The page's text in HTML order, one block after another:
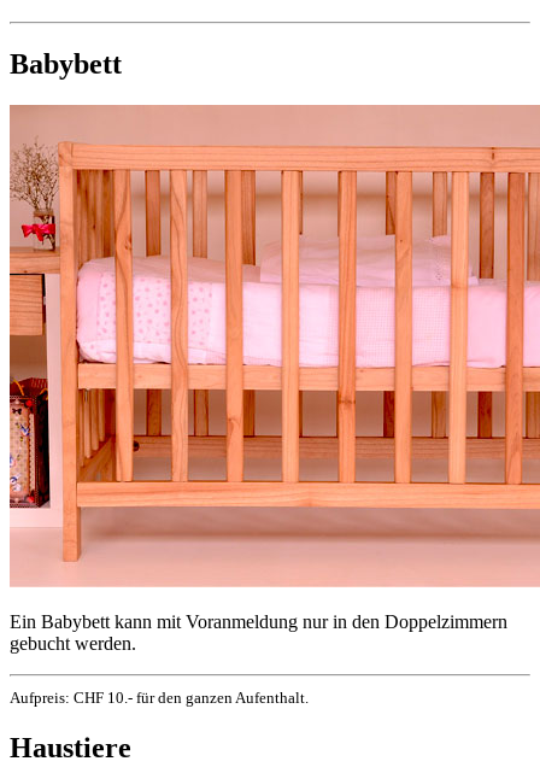
Babybett
Ein Babybett kann mit Voranmeldung nur in den Doppelzimmern
gebucht werden.
Aufpreis: CHF 10.- für den ganzen Aufenthalt.
Haustiere